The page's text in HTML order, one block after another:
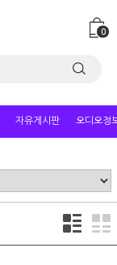
0
자유게시판 오디오정